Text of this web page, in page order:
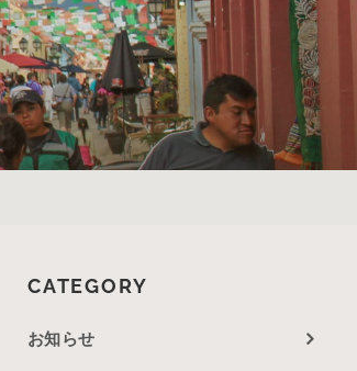
CATEGORY
お知らせ